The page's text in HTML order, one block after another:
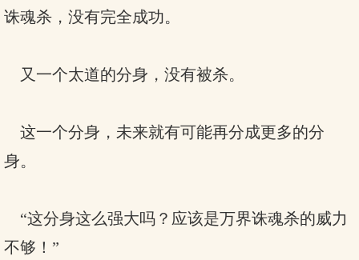
诛魂杀，没有完全成功。
又一个太道的分身，没有被杀。
这一个分身，未来就有可能再分成更多的分
身。
“这分身这么强大吗？应该是万界诛魂杀的威力
不够！”